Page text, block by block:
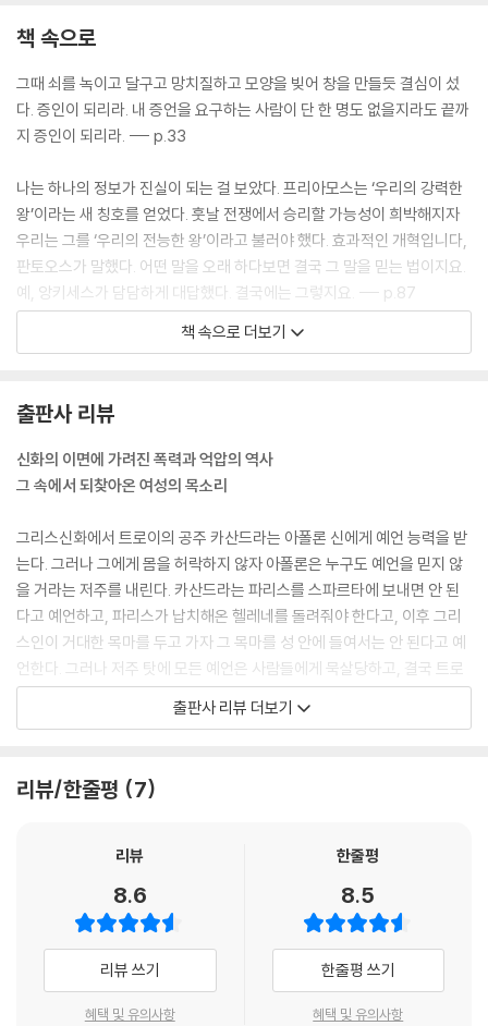
책 속으로
그때 쇠를 녹이고 달구고 망치질하고 모양을 빚어 창을 만들듯 결심이 섰
다. 증인이 되리라. 내 증언을 요구하는 사람이 단 한 명도 없을지라도 끝까
지 증인이 되리라. --- p.33
나는 하나의 정보가 진실이 되는 걸 보았다. 프리아모스는 ‘우리의 강력한
왕’이라는 새 칭호를 얻었다. 훗날 전쟁에서 승리할 가능성이 희박해지자
우리는 그를 ‘우리의 전능한 왕’이라고 불러야 했다. 효과적인 개혁입니다,
판토오스가 말했다. 어떤 말을 오래 하다보면 결국 그 말을 믿는 법이지요.
예, 앙키세스가 담담하게 대답했다. 결국에는 그렇지요. --- p.87
전쟁중에 사람들은 전쟁이 어떻게 끝날지만 생각한다. 그리고 사는 것을
프리아모스는 전시엔 평화시에 통용되던 모든 것이 무효가 된다고 설명했
다. 브리세이스가 다시는 돌아오지 않을 여기서 그 아이 이야기를 한다고
요? 그 아이 일을 놓고 의견이 엇갈리는 한 그렇지. 맙소사. 있지도 않은 사
건을 두고 어떻게 의견이 엇갈리겠어요? 그런 목적을 위해 특별히 날조된
사건이잖아요. 상관없다. 누구나 아는 것은 이미 사실이다. 그렇군요. 헬레
네처럼 사실이군요. --- p.113
하늘에는 달과 태양이 동시에 떠서 주도권을 다투고 있었다. 누가 나를 임
명했는지 언급이 없었지만 나는 심판관이 되었다. 두 천체 중 어느 쪽이 더
밝게 빛날 수 있는지 말해야 했다. 뭔가 잘못된 시합 같았지만 아무리 애를
스 아폴론! 어떤 목소리가 의기양양하게 소리치는 동시에 놀랍게도 사랑
승리자로 치켜세워진 약한 남자들은 자신을 확인하기 위해 우리의 희생을
필요로 한다. 그럼 어떻게 될까. 그리스인들조차 아킬레우스가 지나쳤다고
생각했다. 그래서 그를 벌주려고 더 심한 짓을 했다. 그들은 그가 애도하는
그 죽은 여자를 말에 묶어 들판을 지나 강물에 던져버렸다. 남자를 치기 위
책 속으로 더보기
출판사 리뷰
신화의 이면에 가려진 폭력과 억압의 역사
그 속에서 되찾아온 여성의 목소리
그리스신화에서 트로이의 공주 카산드라는 아폴론 신에게 예언 능력을 받
는다. 그러나 그에게 몸을 허락하지 않자 아폴론은 누구도 예언을 믿지 않
을 거라는 저주를 내린다. 카산드라는 파리스를 스파르타에 보내면 안 된
다고 예언하고, 파리스가 납치해온 헬레네를 돌려줘야 한다고, 이후 그리
스인이 거대한 목마를 두고 가자 그 목마를 성 안에 들여서는 안 된다고 예
언한다. 그러나 저주 탓에 모든 예언은 사람들에게 묵살당하고, 결국 트로
이는 멸망한다. 카산드라는 미케네 왕 아가멤논의 포로가 되었다가 그의
왕비 클리타임네스트라에게 아가멤논과 함께 살해당한다.
역사의 관점에서 재해석했다. 『카산드라』의 주인공 카산드라는 단순한 아
실을 추구하는 욕망이 있는 인물이다.
당시 트로이 사회에서 여성이 영향력을 발휘할 수 있는 길은 사제가 되는
것밖에 없었다. 개인적 욕망과 정치적 이해가 어우러져 카산드라는 사제의
자리에 오른다. 예언 또한 신의 말을 받아 그대로 전달하는 게 아니다. 상황
을 관찰하고 파악해 논리적으로 내리는 결론이다. 카산드라가 “본 것을 모
든 사람이 볼 수 있는 건 아니”고, 때문에 비관적인 그의 예언은 “사건의 적
출판사 리뷰 더보기
리뷰/한줄평 7
리뷰
8.6
리뷰 쓰기
혜택 및 유의사항
한줄평
8.5
한줄평 쓰기
혜택 및 유의사항